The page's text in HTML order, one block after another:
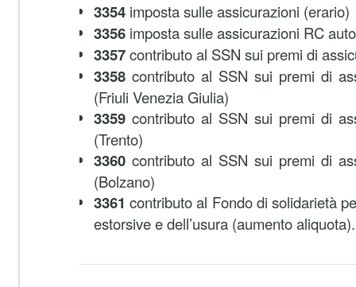
3354 imposta sulle assicurazioni (erario)
3356 imposta sulle assicurazioni RC
3357contributo al SSN sui premi di
3358 contributo al SSN sui premi di
(Friuli Venezia Giulia)
3359 contributo al SSN sui premi di
(Trento)
3360 contributo al SSN sui premi di
(Bolzano)
3361contributo al Fondo di solidarietà
estorsive e dell’usura (aumento aliquota).